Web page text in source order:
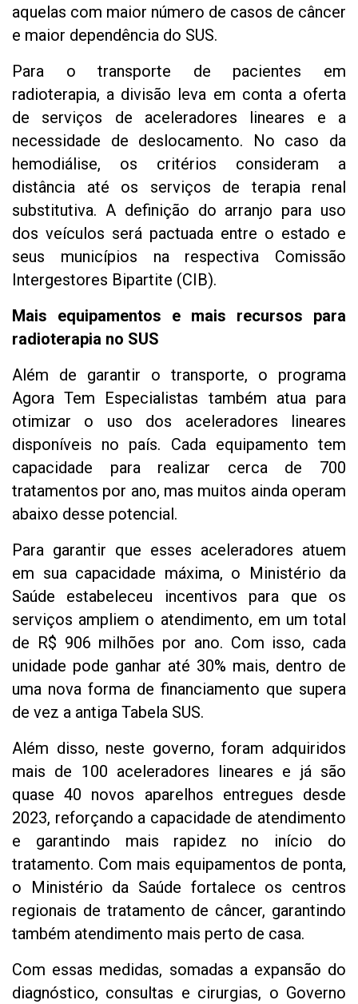
aquelas com maior número de casos de câncer
e maior dependência do SUS.
Para o transporte de pacientes em
radioterapia, a divisão leva em conta a oferta
de serviços de aceleradores lineares e a
necessidade de deslocamento. No caso da
hemodiálise, os critérios consideram a
distância até os serviços de terapia renal
substitutiva. A definição do arranjo para uso
dos veículos será pactuada entre o estado e
seus municípios na respectiva Comissão
Intergestores Bipartite (CIB).
Mais equipamentos e mais recursos para
radioterapia no SUS
Além de garantir o transporte, o programa
Agora Tem Especialistas também atua para
otimizar o uso dos aceleradores lineares
disponíveis no país. Cada equipamento tem
capacidade para realizar cerca de 700
tratamentos por ano, mas muitos ainda operam
abaixo desse potencial.
Para garantir que esses aceleradores atuem
em sua capacidade máxima, o Ministério da
Saúde estabeleceu incentivos para que os
serviços ampliem o atendimento, em um total
de R$ 906 milhões por ano. Com isso, cada
unidade pode ganhar até 30% mais, dentro de
uma nova forma de financiamento que supera
de vez a antiga Tabela SUS.
Além disso, neste governo, foram adquiridos
mais de 100 aceleradores lineares e já são
quase 40 novos aparelhos entregues desde
2023, reforçando a capacidade de atendimento
e garantindo mais rapidez no início do
tratamento. Com mais equipamentos de ponta,
o Ministério da Saúde fortalece os centros
regionais de tratamento de câncer, garantindo
também atendimento mais perto de casa.
Com essas medidas, somadas a expansão do
diagnóstico, consultas e cirurgias, o Governo